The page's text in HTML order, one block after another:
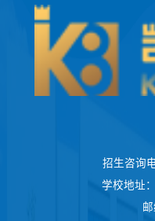
招生咨询
学校地址